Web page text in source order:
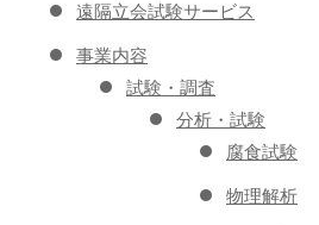
遠隔立会試験サービス
事業内容
試験・調査
分析・試験
腐食試験
物理解析